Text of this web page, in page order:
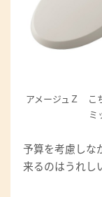
アメージュＺ こ
ミ
予算を考慮しな
来るのはうれし